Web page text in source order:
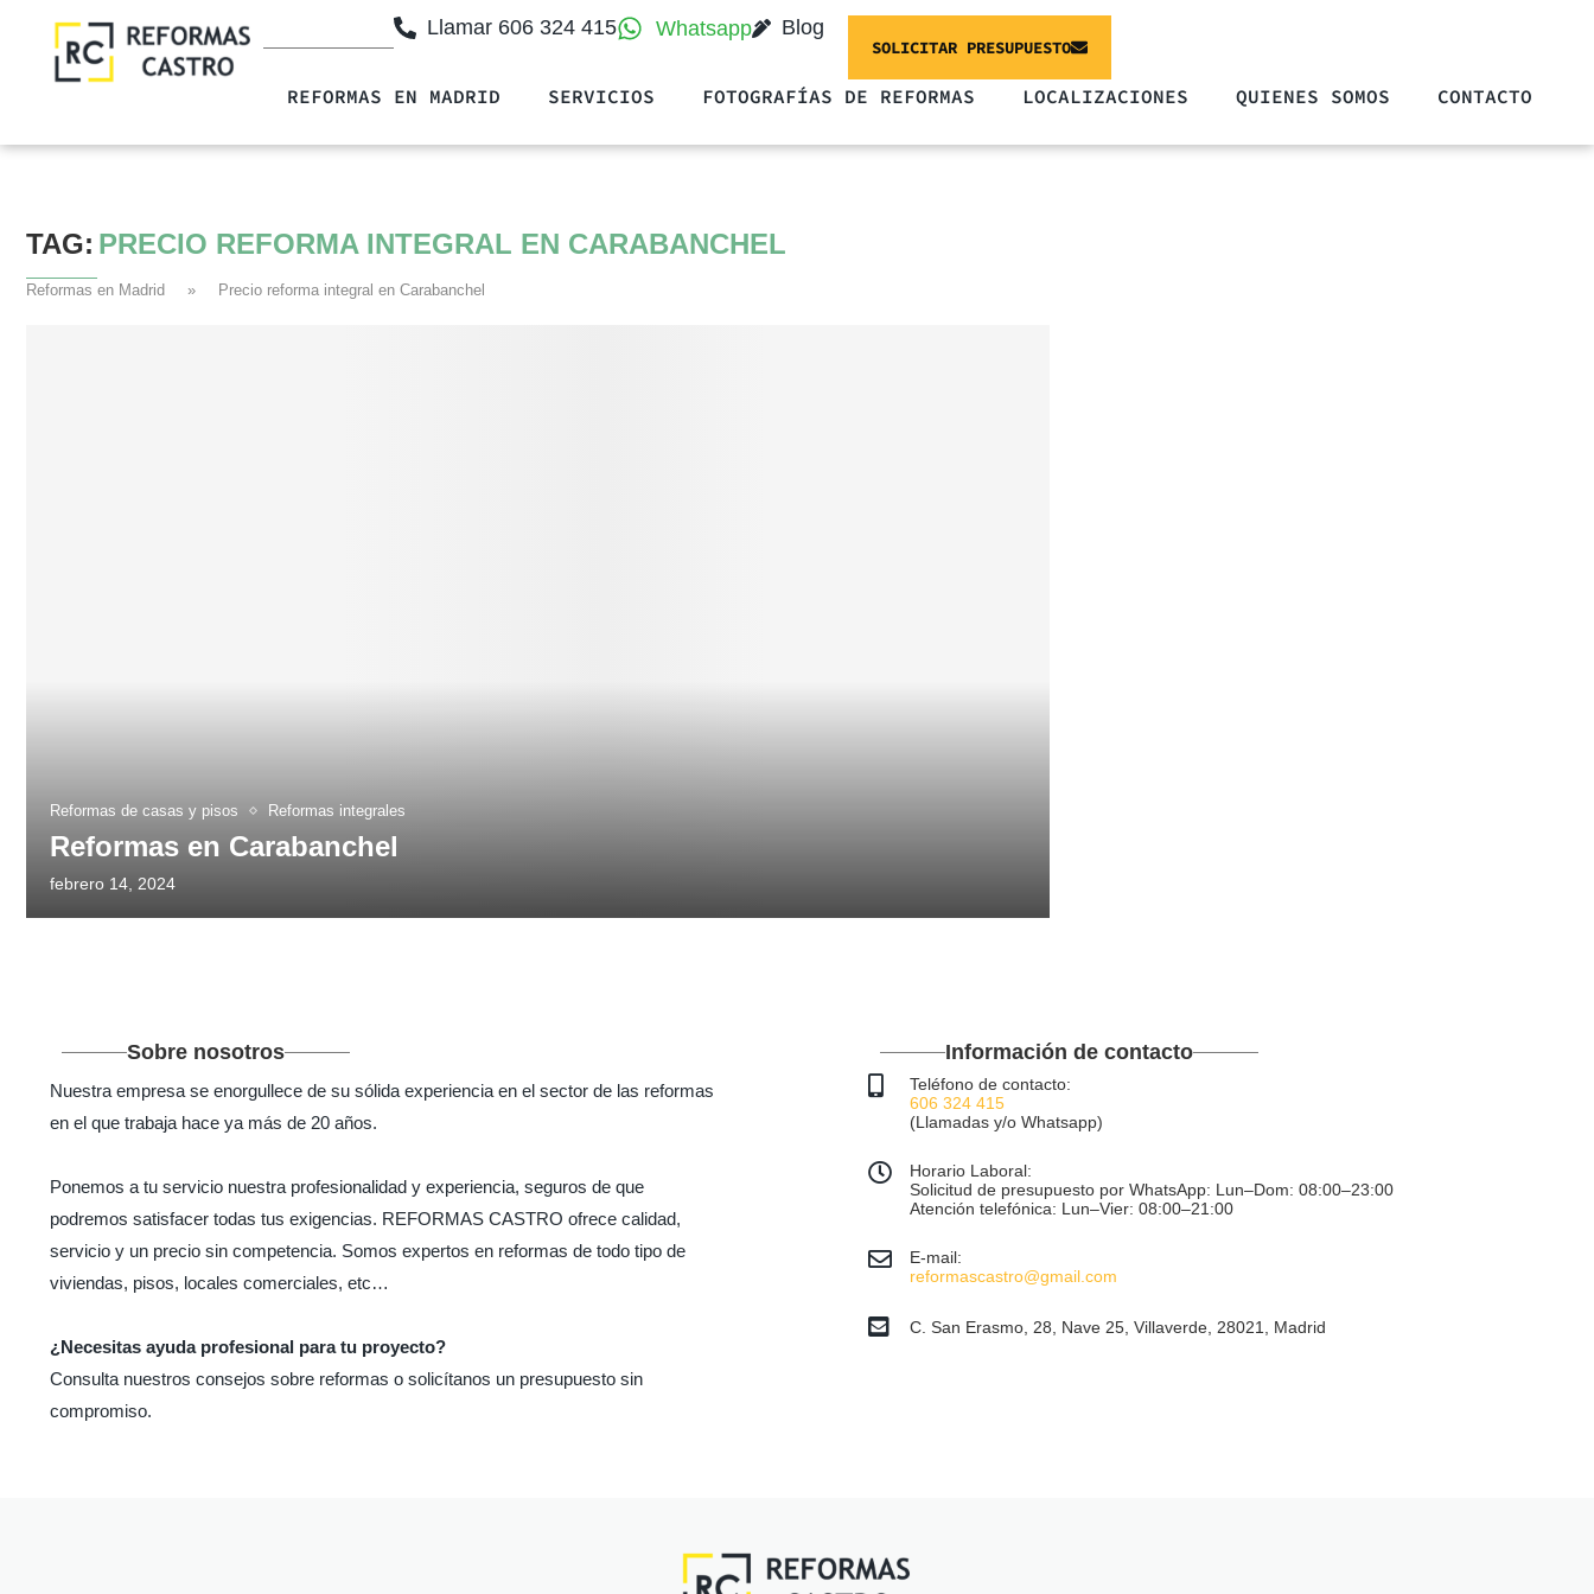
Llamar 606 324 415 Whatsapp Blog
SOLICITAR PRESUPUESTO
REFORMAS EN MADRID SERVICIOS FOTOGRAFÍAS DE REFORMAS LOCALIZACIONES QUIENES SOMOS CONTACTO
TAG: PRECIO REFORMA INTEGRAL EN CARABANCHEL
Reformas en Madrid » Precio reforma integral en Carabanchel
Reformas de casas y pisos Reformas integrales
Reformas en Carabanchel
febrero 14, 2024
Sobre nosotros
Nuestra empresa se enorgullece de su sólida experiencia en el sector de las reformas
en el que trabaja hace ya más de 20 años.
Ponemos a tu servicio nuestra profesionalidad y experiencia, seguros de que
podremos satisfacer todas tus exigencias. REFORMAS CASTRO ofrece calidad,
servicio y un precio sin competencia. Somos expertos en reformas de todo tipo de
viviendas, pisos, locales comerciales, etc…
¿Necesitas ayuda profesional para tu proyecto?
Consulta nuestros consejos sobre reformas o solicítanos un presupuesto sin
compromiso.
Información de contacto
Teléfono de contacto:
606 324 415
(Llamadas y/o Whatsapp)
Horario Laboral:
Solicitud de presupuesto por WhatsApp: Lun–Dom: 08:00–23:00
Atención telefónica: Lun–Vier: 08:00–21:00
E-mail:
reformascastro@gmail.com
C. San Erasmo, 28, Nave 25, Villaverde, 28021, Madrid